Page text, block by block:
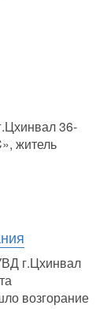
36-
житель
г.Цхинвал
возгорание